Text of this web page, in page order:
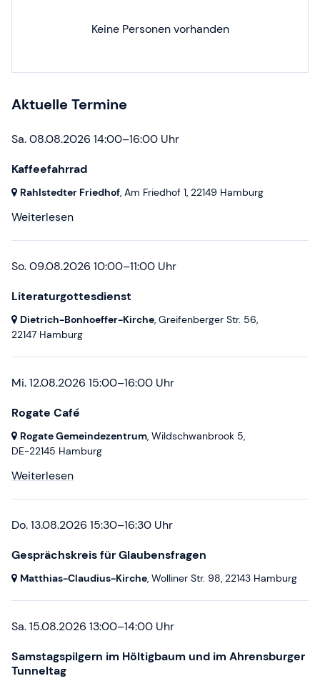
Keine Personen vorhanden
Aktuelle Termine
Sa. 08.08.2026 14:00–16:00 Uhr
Kaffeefahrrad
Rahlstedter Friedhof, Am Friedhof 1, 22149 Hamburg
Weiterlesen
So. 09.08.2026 10:00–11:00 Uhr
Literaturgottesdienst
Dietrich-Bonhoeffer-Kirche, Greifenberger Str. 56,
22147 Hamburg
Mi. 12.08.2026 15:00–16:00 Uhr
Rogate Café
Rogate Gemeindezentrum, Wildschwanbrook 5,
DE-22145 Hamburg
Weiterlesen
Do. 13.08.2026 15:30–16:30 Uhr
Gesprächskreis für Glaubensfragen
Matthias-Claudius-Kirche, Wolliner Str. 98, 22143 Hamburg
Sa. 15.08.2026 13:00–14:00 Uhr
Samstagspilgern im Höltigbaum und im Ahrensburger
Tunneltag